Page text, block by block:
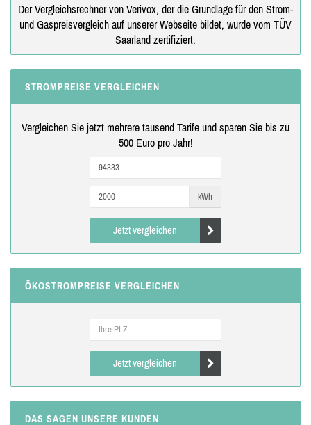
Der Vergleichsrechner von Verivox, der die Grundlage für den Strom-
und Gaspreisvergleich auf unserer Webseite bildet, wurde vom TÜV
Saarland zertifiziert.
STROMPREISE VERGLEICHEN
Vergleichen Sie jetzt mehrere tausend Tarife und sparen Sie bis zu
500 Euro pro Jahr!
kWh
Jetzt vergleichen
ÖKOSTROMPREISE VERGLEICHEN
Jetzt vergleichen
DAS SAGEN UNSERE KUNDEN